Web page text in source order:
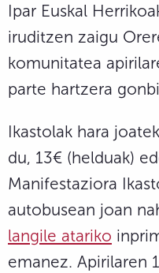
Ipar Euskal
iruditzen zaigu
komunitatea
parte hartzera
Ikastolak hara
du, 13€ (helduak)
Manifestaziora
autobusean joan
langile atariko
emanez. Apirilaren